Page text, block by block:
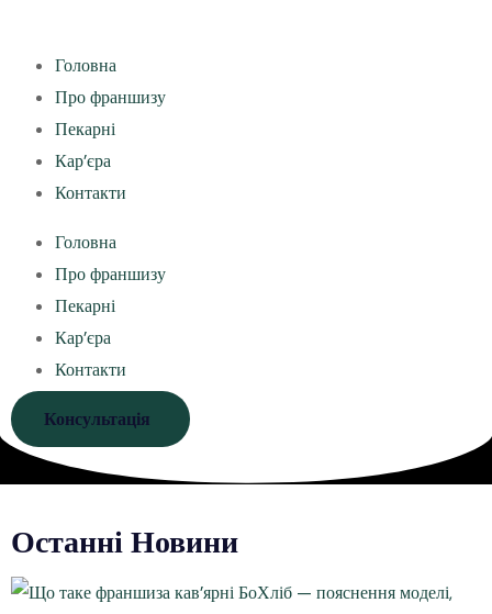
Головна
Про франшизу
Пекарні
Кар’єра
Контакти
Головна
Про франшизу
Пекарні
Кар’єра
Контакти
Консультація
Останні Новини